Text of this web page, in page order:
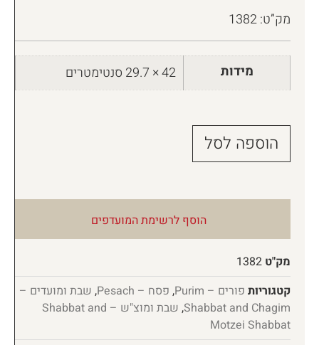
מק”ט: 1382
מידות 42 × 29.7 סנטימטרים
הוספה לסל
הוסף לרשימת המועדפים
מק"ט 1382
קטגוריות פורים – Purim , פסח – Pesach , שבת ומועדים –
Shabbat and Chagim
,
שבת ומוצ"ש – Shabbat and
Motzei Shabbat